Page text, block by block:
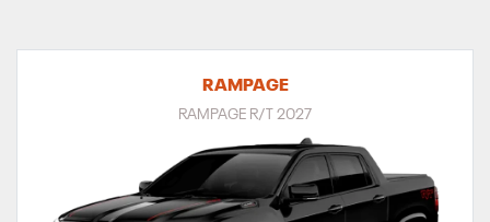
RAMPAGE
RAMPAGE R/T 2027